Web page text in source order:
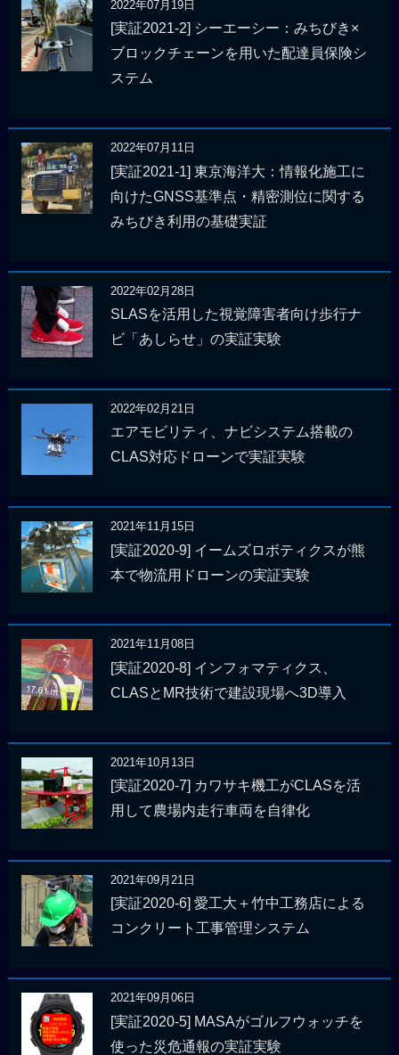
2022年07月19日
[実証2021-2] シーエーシー：みちびき×
ブロックチェーンを用いた配達員保険シ
ステム
2022年07月11日
[実証2021-1] 東京海洋大：情報化施工に
向けたGNSS基準点・精密測位に関する
みちびき利用の基礎実証
2022年02月28日
SLASを活用した視覚障害者向け歩行ナ
ビ「あしらせ」の実証実験
2022年02月21日
エアモビリティ、ナビシステム搭載の
CLAS対応ドローンで実証実験
2021年11月15日
[実証2020-9] イームズロボティクスが熊
本で物流用ドローンの実証実験
2021年11月08日
[実証2020-8] インフォマティクス、
CLASとMR技術で建設現場へ3D導入
2021年10月13日
[実証2020-7] カワサキ機工がCLASを活
用して農場内走行車両を自律化
2021年09月21日
[実証2020-6] 愛工大＋竹中工務店による
コンクリート工事管理システム
2021年09月06日
[実証2020-5] MASAがゴルフウォッチを
使った災危通報の実証実験